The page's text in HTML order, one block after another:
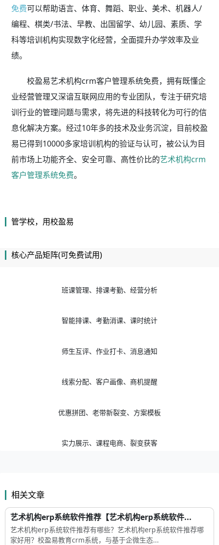
免费可以帮助语言、体育、舞蹈、职业、美术、机器人/
编程、棋类/书法、早教、出国留学、幼儿园、素质、学
科等培训机构实现数字化经营，全面提升办学效率及业
绩。
校盈易艺术机构crm客户管理系统免费，拥有既懂企
业经营管理又深谙互联网应用的专业团队，专注于研究培
训行业的管理问题与需求，将先进的科技转化为可行的信
息化解决方案。经过10年多的技术及业务沉淀，目前校盈
易已得到10000多家培训机构的验证与认可，被公认为目
前市场上功能齐全、安全可靠、高性价比的艺术机构crm
客户管理系统免费。
管学校，用校盈易
核心产品矩阵(可免费试用)
班课管理、排课考勤、经营分析
智能排课、考勤消课、课时统计
师生互评、作业打卡、消息通知
线索分配、客户画像、商机提醒
优惠拼团、老带新裂变、方案模板
实力展示、课程电商、裂变获客
相关文章
艺术机构erp系统软件推荐【艺术机构erp系统软件...
艺术机构erp系统软件推荐有哪些？艺术机构erp系统软件推荐哪
家好用？校盈易教育crm系统，与基于企微生态...